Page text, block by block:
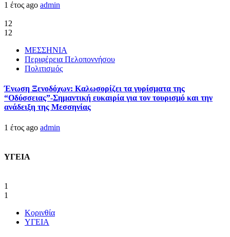
1 έτος ago admin
12
12
ΜΕΣΣΗΝΙΑ
Περιφέρεια Πελοποννήσου
Πολιτισμός
Ένωση Ξενοδόχων: Καλωσορίζει τα γυρίσματα της
“Οδύσσειας”-Σημαντική ευκαιρία για τον τουρισμό και την
ανάδειξη της Μεσσηνίας
1 έτος ago admin
ΥΓΕΙΑ
1
1
Κορινθία
ΥΓΕΙΑ